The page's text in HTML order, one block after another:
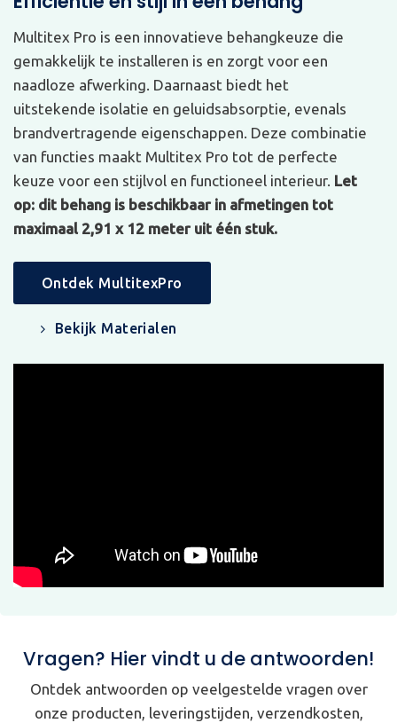
Multitex Pro is een innovatieve behangkeuze die
gemakkelijk te installeren is en zorgt voor een
naadloze afwerking. Daarnaast biedt het
uitstekende isolatie en geluidsabsorptie, evenals
brandvertragende eigenschappen. Deze combinatie
van functies maakt Multitex Pro tot de perfecte
keuze voor een stijlvol en functioneel interieur. Let
op: dit behang is beschikbaar in afmetingen tot
maximaal 2,91 x 12 meter uit één stuk.
Ontdek MultitexPro
Bekijk Materialen
Vragen? Hier vindt u de antwoorden!
Ontdek antwoorden op veelgestelde vragen over
onze producten, leveringstijden, verzendkosten,